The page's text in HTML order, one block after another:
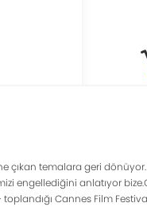
çıkan temalara geri
engellediğini anlatıyor
Cannes Film